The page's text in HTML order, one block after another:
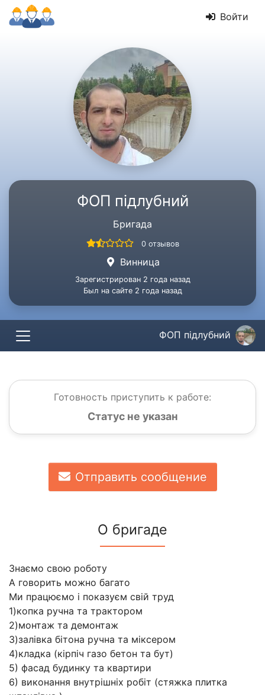
Войти
ФОП підлубний
Бригада
0 отзывов
Винница
Зарегистрирован 2 года назад
Был на сайте 2 года назад
ФОП підлубний
Готовность приступить к работе:
Статус не указан
Отправить сообщение
О бригаде
Знаємо свою роботу
А говорить можно багато
Ми працюємо і показуєм свій труд
1)копка ручна та трактором
2)монтаж та демонтаж
3)залівка бітона ручна та міксером
4)кладка (кірпіч газо бетон та бут)
5) фасад будинку та квартири
6) виконання внутрішніх робіт (стяжка плитка